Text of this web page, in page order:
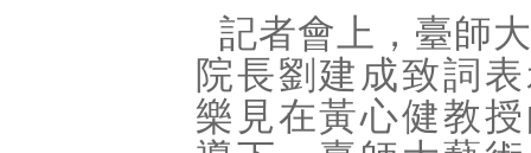
記者會上，臺師
院長劉建成致詞
樂見在黃心健教